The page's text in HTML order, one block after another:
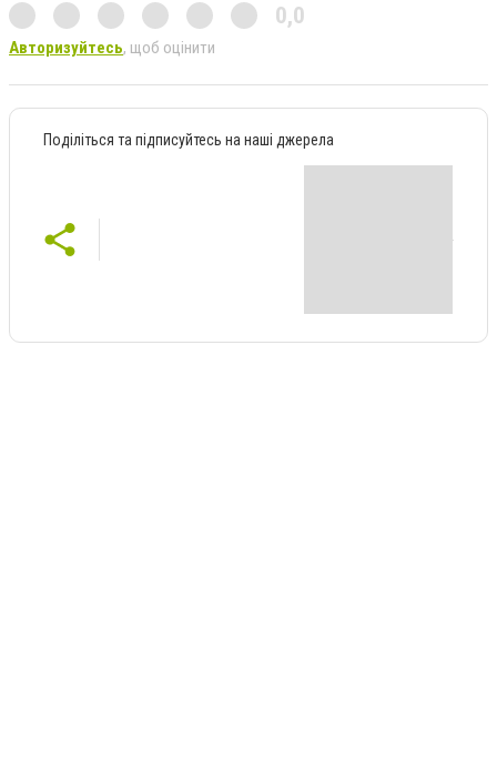
0,0
Авторизуйтесь, щоб оцінити
Поділіться та підписуйтесь на наші джерела